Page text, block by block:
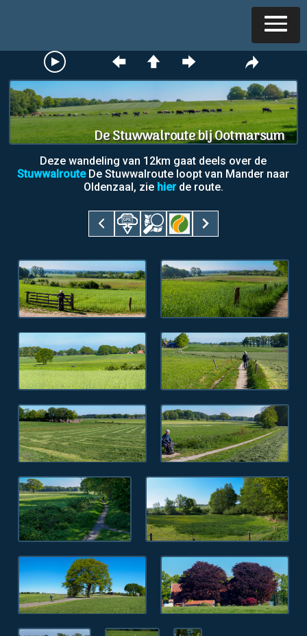
De Stuwwalroute bij Ootmarsum
Deze wandeling van 12km gaat deels over de
StuwwalrouteDe Stuwwalroute loopt van Mander naar
Oldenzaal, zie hierde route.